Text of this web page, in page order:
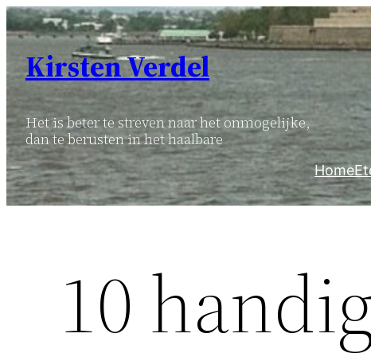
Ga
naar
inhoud
Kirsten Verdel
Het is beter te streven naar het onmogelijke,
dan te berusten in het haalbare
Home
10